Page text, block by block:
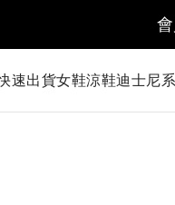
速出貨女鞋涼鞋迪士尼